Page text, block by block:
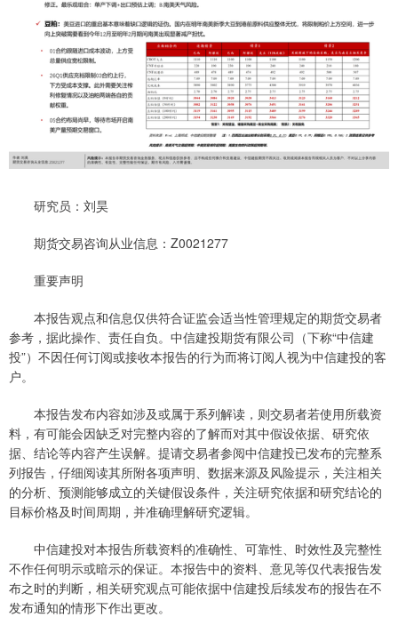
研究员：刘昊
期货交易咨询从业信息：Z0021277
重要声明
本报告观点和信息仅供符合证监会适当性管理规定的期货交易者
参考，据此操作、责任自负。中信建投期货有限公司（下称“中信建
投”）不因任何订阅或接收本报告的行为而将订阅人视为中信建投的客
户。
本报告发布内容如涉及或属于系列解读，则交易者若使用所载资
料，有可能会因缺乏对完整内容的了解而对其中假设依据、研究依
据、结论等内容产生误解。提请交易者参阅中信建投已发布的完整系
列报告，仔细阅读其所附各项声明、数据来源及风险提示，关注相关
的分析、预测能够成立的关键假设条件，关注研究依据和研究结论的
目标价格及时间周期，并准确理解研究逻辑。
中信建投对本报告所载资料的准确性、可靠性、时效性及完整性
不作任何明示或暗示的保证。本报告中的资料、意见等仅代表报告发
布之时的判断，相关研究观点可能依据中信建投后续发布的报告在不
发布通知的情形下作出更改。